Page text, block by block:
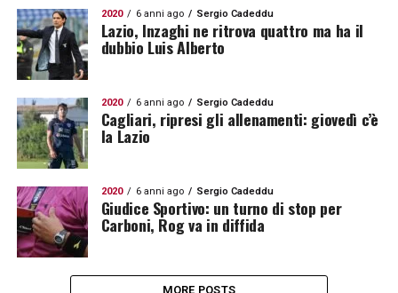
2020 6 anni ago Sergio Cadeddu
Lazio, Inzaghi ne ritrova quattro ma ha il
dubbio Luis Alberto
2020 6 anni ago Sergio Cadeddu
Cagliari, ripresi gli allenamenti: giovedì c’è
la Lazio
2020 6 anni ago Sergio Cadeddu
Giudice Sportivo: un turno di stop per
Carboni, Rog va in diffida
MORE POSTS